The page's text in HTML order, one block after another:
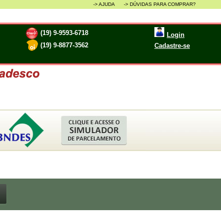
-> AJUDA -> DÚVIDAS PARA COMPRAR?
(19) 9-9593-6718
Login
Cadastre-se
(19) 9-8877-3562